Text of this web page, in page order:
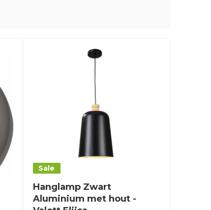
Sale
Hanglamp Zwart
Aluminium met hout -